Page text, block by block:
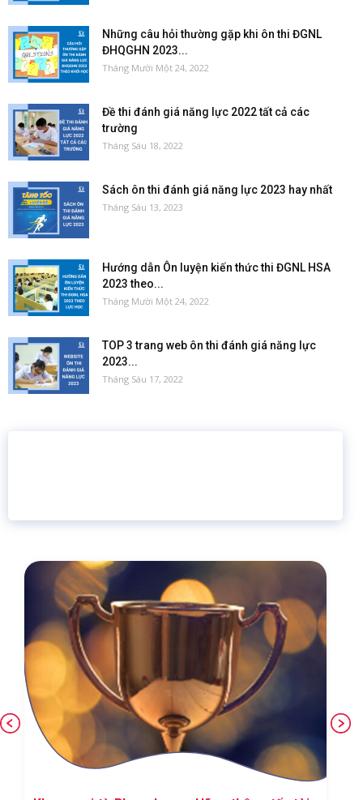
Những câu hỏi thường gặp khi ôn thi ĐGNL
ĐHQGHN 2023...
Tháng Mười Một 24, 2022
Đề thi đánh giá năng lực 2022 tất cả các
trường
Tháng Sáu 18, 2022
Sách ôn thi đánh giá năng lực 2023 hay nhất
Tháng Sáu 13, 2023
Hướng dẫn Ôn luyện kiến thức thi ĐGNL HSA
2023 theo...
Tháng Mười Một 24, 2022
TOP 3 trang web ôn thi đánh giá năng lực
2023...
Tháng Sáu 17, 2022